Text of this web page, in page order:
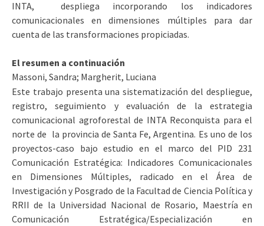
INTA, despliega incorporando los indicadores
comunicacionales en dimensiones múltiples para dar
cuenta de las transformaciones propiciadas.
El resumen a continuación
Massoni, Sandra; Margherit, Luciana
Este trabajo presenta una sistematización del despliegue,
registro, seguimiento y evaluación de la estrategia
comunicacional agroforestal de INTA Reconquista para el
norte de la provincia de Santa Fe, Argentina. Es uno de los
proyectos-caso bajo estudio en el marco del PID 231
Comunicación Estratégica: Indicadores Comunicacionales
en Dimensiones Múltiples, radicado en el Área de
Investigación y Posgrado de la Facultad de Ciencia Política y
RRII de la Universidad Nacional de Rosario, Maestría en
Comunicación Estratégica/Especialización en